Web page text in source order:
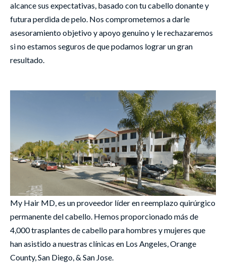
alcance sus expectativas, basado con tu cabello donante y
futura perdida de pelo. Nos comprometemos a darle
asesoramiento objetivo y apoyo genuino y le rechazaremos
si no estamos seguros de que podamos lograr un gran
resultado.
My Hair MD, es un proveedor líder en reemplazo quirúrgico
permanente del cabello. Hemos proporcionado más de
4,000 trasplantes de cabello para hombres y mujeres que
han asistido a nuestras clínicas en Los Angeles, Orange
County, San Diego, & San Jose.